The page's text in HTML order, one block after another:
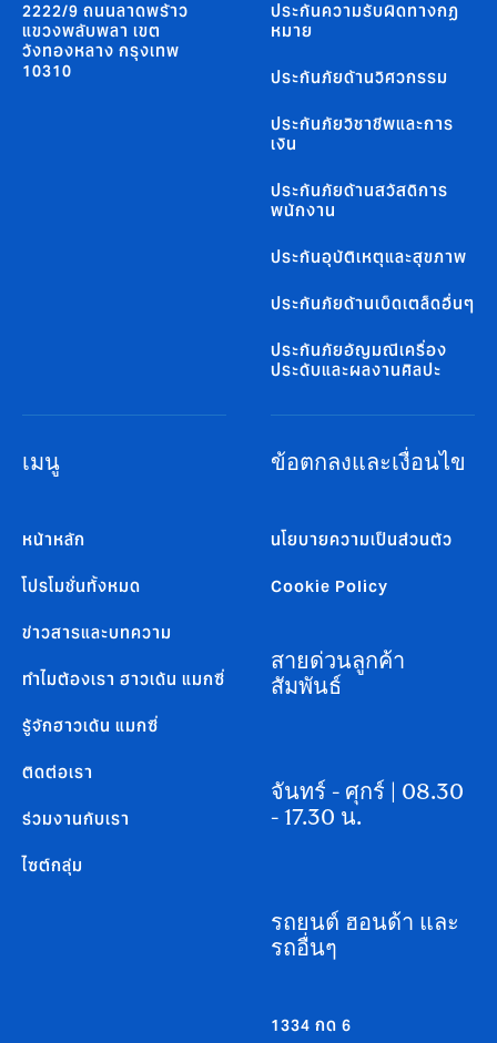
2222/9 ถนนลาดพร้าว
แขวงพลับพลา เขต
วังทองหลาง กรุงเทพ
10310
ประกันความรับผิดทางกฏ
หมาย
ประกันภัยด้านวิศวกรรม
ประกันภัยวิชาชีพและการ
เงิน
ประกันภัยด้านสวัสดิการ
พนักงาน
ประกันอุบัติเหตุและสุขภาพ
ประกันภัยด้านเบ็ดเตล็ดอื่นๆ
ประกันภัยอัญมณีเครื่อง
ประดับและผลงานศิลปะ
เมนู
หน้าหลัก
โปรโมชั่นทั้งหมด
ข่าวสารและบทความ
ทำไมต้องเรา ฮาวเด้น แมกซี่
รู้จักฮาวเด้น แมกซี่
ติดต่อเรา
ร่วมงานกับเรา
ไซต์กลุ่ม
ข้อตกลงและเงื่อนไข
นโยบายความเป็นส่วนตัว
Cookie Policy
สายด่วนลูกค้า
สัมพันธ์
จันทร์ - ศุกร์ | 08.30
- 17.30 น.
รถยนต์ ฮอนด้า และ
รถอื่นๆ
1334 กด 6